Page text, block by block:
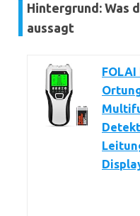
Hintergrund: Was
aussagt